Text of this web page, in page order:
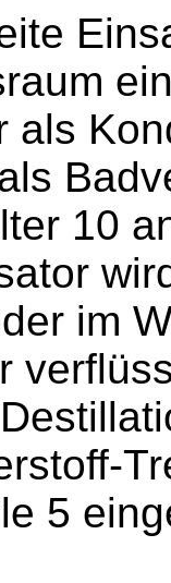
als
10
im
5